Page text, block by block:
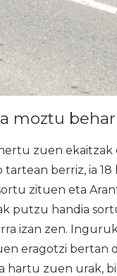
moztu
zuen
berriz, ia
zituen eta
putzu handia
izan zen.
eragotzi bertan
hartu zuen urak,